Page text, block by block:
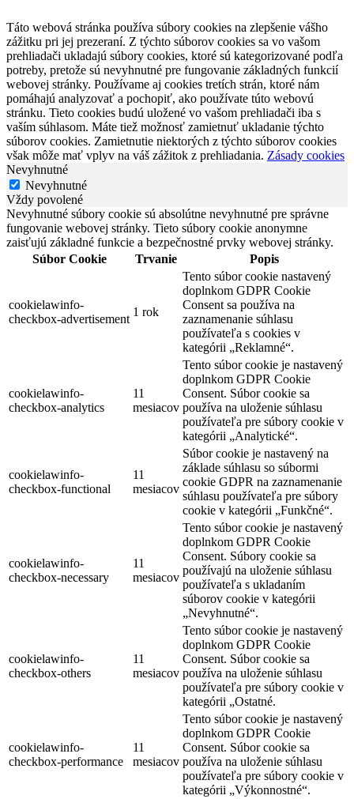
Táto webová stránka používa súbory cookies na zlepšenie vášho
zážitku pri jej prezeraní. Z týchto súborov cookies sa vo vašom
prehliadači ukladajú súbory cookies, ktoré sú kategorizované podľa
potreby, pretože sú nevyhnutné pre fungovanie základných funkcií
webovej stránky. Používame aj cookies tretích strán, ktoré nám
pomáhajú analyzovať a pochopiť, ako používate túto webovú
stránku. Tieto cookies budú uložené vo vašom prehliadači iba s
vaším súhlasom. Máte tiež možnosť zamietnuť ukladanie týchto
súborov cookies. Zamietnutie niektorých z týchto súborov cookies
však môže mať vplyv na váš zážitok z prehliadania. Zásady cookies
Nevyhnutné
Nevyhnutné
Vždy povolené
Nevyhnutné súbory cookie sú absolútne nevyhnutné pre správne
fungovanie webovej stránky. Tieto súbory cookie anonymne
zaisťujú základné funkcie a bezpečnostné prvky webovej stránky.
Súbor Cookie
Trvanie Popis
cookielawinfo-
checkbox-advertisement
1 rok
Tento súbor cookie nastavený
doplnkom GDPR Cookie
Consent sa používa na
zaznamenanie súhlasu
používateľa s cookies v
kategórii „Reklamné“.
cookielawinfo-
checkbox-analytics
11
mesiacov
Tento súbor cookie je nastavený
doplnkom GDPR Cookie
Consent. Súbor cookie sa
používa na uloženie súhlasu
používateľa pre súbory cookie v
kategórii „Analytické“.
cookielawinfo-
checkbox-functional
11
mesiacov
Súbor cookie je nastavený na
základe súhlasu so súbormi
cookie GDPR na zaznamenanie
súhlasu používateľa pre súbory
cookie v kategórii „Funkčné“.
cookielawinfo-
checkbox-necessary
11
mesiacov
Tento súbor cookie je nastavený
doplnkom GDPR Cookie
Consent. Súbory cookie sa
používajú na uloženie súhlasu
používateľa s ukladaním
súborov cookie v kategórii
„Nevyhnutné“.
cookielawinfo-
checkbox-others
11
mesiacov
Tento súbor cookie je nastavený
doplnkom GDPR Cookie
Consent. Súbor cookie sa
používa na uloženie súhlasu
používateľa pre súbory cookie v
kategórii „Ostatné.
cookielawinfo-
checkbox-performance
11
mesiacov
Tento súbor cookie je nastavený
doplnkom GDPR Cookie
Consent. Súbor cookie sa
používa na uloženie súhlasu
používateľa pre súbory cookie v
kategórii „Výkonnostné“.